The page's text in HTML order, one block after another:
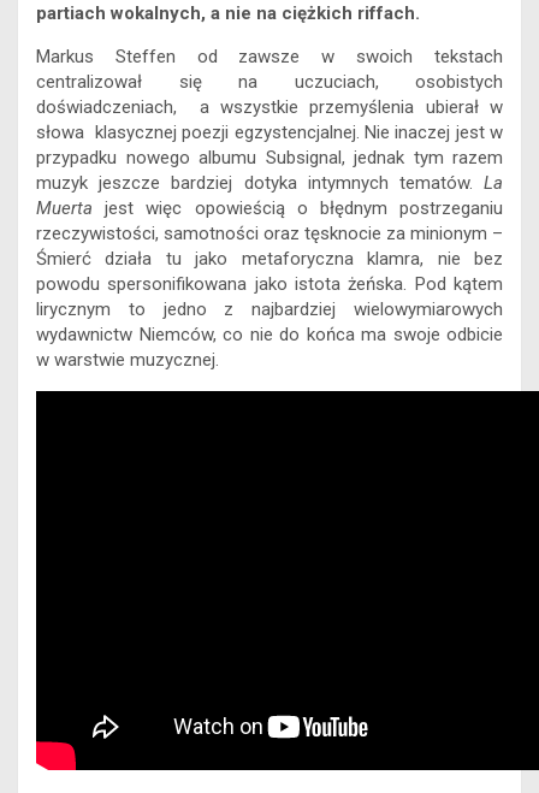
partiach wokalnych, a nie na ciężkich riffach.
Markus Steffen od zawsze w swoich tekstach
centralizował się na uczuciach, osobistych
doświadczeniach, a wszystkie przemyślenia ubierał w
słowa klasycznej poezji egzystencjalnej. Nie inaczej jest w
przypadku nowego albumu Subsignal, jednak tym razem
muzyk jeszcze bardziej dotyka intymnych tematów. La
Muertajest więc opowieścią o błędnym postrzeganiu
rzeczywistości, samotności oraz tęsknocie za minionym –
Śmierć działa tu jako metaforyczna klamra, nie bez
powodu spersonifikowana jako istota żeńska. Pod kątem
lirycznym to jedno z najbardziej wielowymiarowych
wydawnictw Niemców, co nie do końca ma swoje odbicie
w warstwie muzycznej.